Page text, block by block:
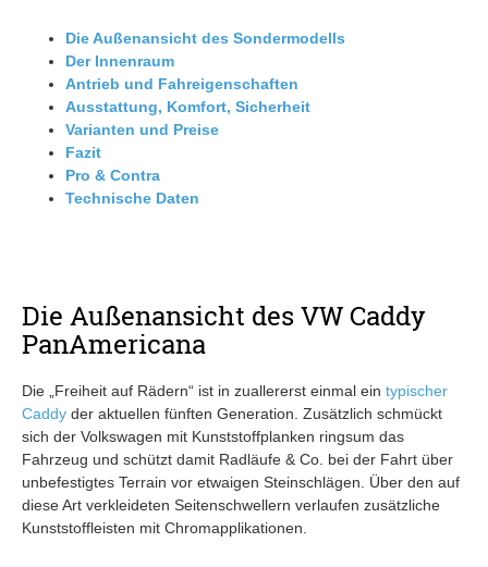
Die Außenansicht des Sondermodells
Der Innenraum
Antrieb und Fahreigenschaften
Ausstattung, Komfort, Sicherheit
Varianten und Preise
Fazit
Pro & Contra
Technische Daten
Die Außenansicht des VW Caddy
PanAmericana
Die „Freiheit auf Rädern“ ist in zuallererst einmal ein typischer
Caddy der aktuellen fünften Generation. Zusätzlich schmückt
sich der Volkswagen mit Kunststoffplanken ringsum das
Fahrzeug und schützt damit Radläufe & Co. bei der Fahrt über
unbefestigtes Terrain vor etwaigen Steinschlägen. Über den auf
diese Art verkleideten Seitenschwellern verlaufen zusätzliche
Kunststoffleisten mit Chromapplikationen.